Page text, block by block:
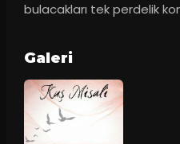
bulacakları tek perdelik
Galeri